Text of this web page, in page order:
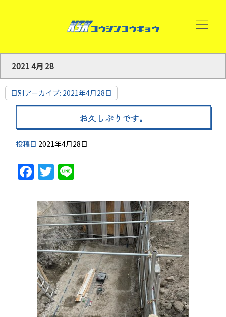
2021 4月 28
日別アーカイブ: 2021年4月28日
お久しぶりです。
投稿日 2021年4月28日
Facebook
Twitter